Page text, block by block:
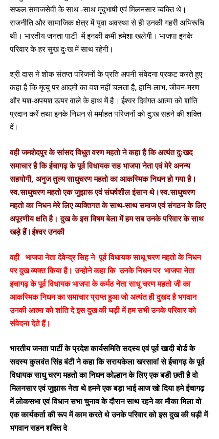
सफल समाजसेवी के साथ -साथ मृदुभाषी एवं मिलनसार व्यक्ति थे।
राजनीति और सामाजिक क्षेत्र में युवा अवस्था से ही उनकी गहरी अभिरूचि
थी। भारतीय जनता पार्टी में इनकी कमी हमेशा खलेगी। भाजपा इनके
परिवार के हर सुख दुःख में साथ रहेगी।
श्री दास ने शोक संतप्त परिजनों के प्रति अपनी संवेदना प्रकट करते हुए
कहा है कि मृत्यु पर आदमी का वश नहीं चलता है, हानि-लाभ, जीवन-मरण
और यश-अपयश ऊपर वाले के हाथ में है। ईश्वर दिवंगत आत्मा को शांति
प्रदान करें तथा इनके निधन से मर्माहत परिजनों को दु:ख सहने की शक्ति
दें।
वही जमशेदपुर के सांसद विधुत वरण महतो ने कहा है कि अत्यंत दुःखद
समाचार है कि ईचागढ़ के पूर्व विधायक सह भाजपा नेता एवं मेरे अनन्य
सहयोगी, अनुज तुल्य साधुचरण महतो का आकस्मिक निधन हो गया है।
स्व.साधुचरण महतो एक जुझारू एवं संघर्षशील इंसान थे।स्व.साधुचरण
महतो का निधन मेरे लिए व्यक्तिगत के साथ-साथ समाज एवं संगठन के लिए
अपूरणीय क्षति है। दुख के इस विषम बेला में हम सब उनके परिवार के साथ
खड़े हैं।ईश्वर उनकी
वही भाजपा नेता देवेन्द्र सिह ने पूर्व विधायक साधू चरण महतो के निधन
पर दुख व्यक्त किया है। उन्होने कहा कि उनके निधन पर भाजपा नेता
इचागढ़ के पूर्व विधायक भाजपा के कर्मठ नेता साधु चरण महतो जी का
आकस्मिक निधन का समाचार प्राप्त हुआ जो अत्यंत ही दुखद है भगवान
उनकी आत्मा को शांति दे इस दुख की घड़ी में हम सभी उनके परिवार को
संवेदना देते हैं।
भारतीय जनता पार्टी के प्रदेश कार्यसमिति सदस्य एवं पूर्व खादी बोर्ड के
सदस्य कुलवंत सिंह बंटी ने कहा कि सरायकेला खरसावां से ईचागढ़ के पूर्व
विधायक साधु चरण महतो का निधन कोल्हान के लिए एक बडी छती है वो
मिलनसार एवं जुझारू नेता थे हमने एक बड़ा भाई आज खो दिया हमे ईचागढ़
में लोकसभा एवं विधान सभा चुनाव के दौरान साथ रहने का मौका मिला वो
एक कार्यकर्ता की रूप में काम करते थे उनके परिवार को इस दुख की घड़ी में
भगवान सहन शक्ति दे